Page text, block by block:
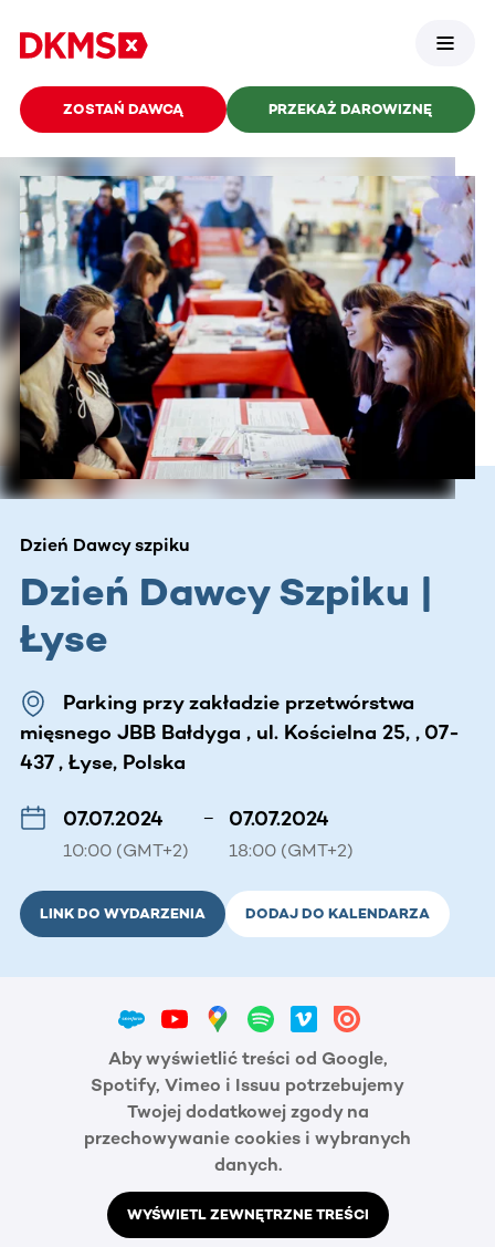
ZOSTAŃ DAWCĄ PRZEKAŻ DAROWIZNĘ
Dzień Dawcy szpiku
Dzień Dawcy Szpiku |
Łyse
Parking przy zakładzie przetwórstwa
mięsnego JBB Bałdyga , ul. Kościelna 25, , 07-
437 , Łyse, Polska
07.07.2024
10:00 (GMT+2)
– 07.07.2024
18:00 (GMT+2)
LINK DO WYDARZENIA DODAJ DO KALENDARZA
Aby wyświetlić treści od Google,
Spotify, Vimeo i Issuu potrzebujemy
Twojej dodatkowej zgody na
przechowywanie cookies i wybranych
danych.
WYŚWIETL ZEWNĘTRZNE TREŚCI